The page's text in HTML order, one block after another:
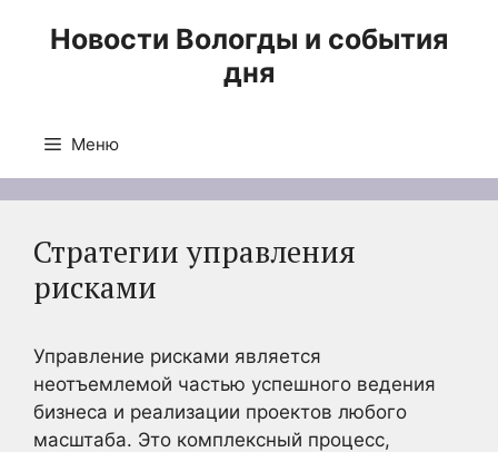
Новости Вологды и события
дня
Меню
Стратегии управления
рисками
Управление рисками является
неотъемлемой частью успешного ведения
бизнеса и реализации проектов любого
масштаба. Это комплексный процесс,